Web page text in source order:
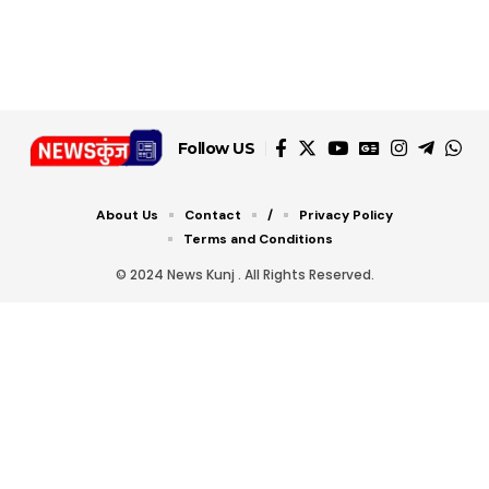
Follow US
© 2024 News Kunj . All Rights Reserved.
About Us Contact /
Privacy Policy
Terms and Conditions